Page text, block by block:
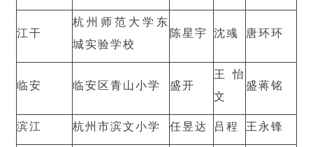
江干
杭州师范大学东
城实验学校
陈星宇 沈彧 唐环环
临安 临安区青山小学 盛开
王怡
文
盛蒋铭
滨江 杭州市滨文小学 任昱达 吕程 王永锋